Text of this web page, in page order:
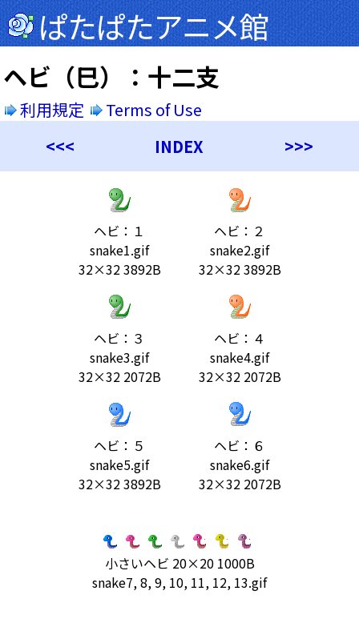
ぱたぱたアニメ館
ヘビ（巳）：十二支
利用規定
Terms of Use
<<<
INDEX >>>
ヘビ：１
snake1.gif
32×32 3892B
ヘビ：２
snake2.gif
32×32 3892B
ヘビ：３
snake3.gif
32×32 2072B
ヘビ：４
snake4.gif
32×32 2072B
ヘビ：５
snake5.gif
32×32 3892B
ヘビ：６
snake6.gif
32×32 2072B
小さいヘビ 20×20 1000B
snake7, 8, 9, 10, 11, 12, 13.gif